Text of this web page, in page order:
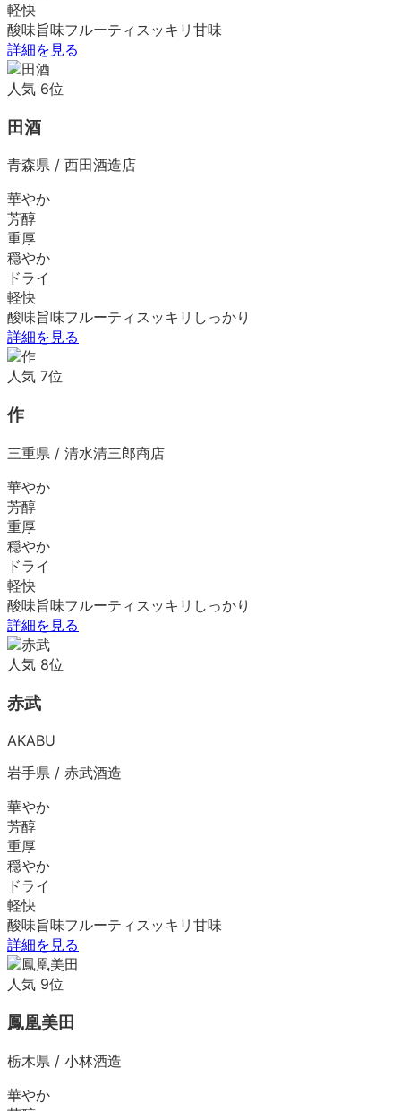
軽快
酸味旨味フルーティ スッキリ 甘味
詳細を見る
人気 6位
田酒
青森県 / 西田酒造店
華やか
芳醇
重厚
穏やか
ドライ
軽快
酸味旨味フルーティ スッキリ しっかり
詳細を見る
人気 7位
作
三重県 / 清水清三郎商店
華やか
芳醇
重厚
穏やか
ドライ
軽快
酸味旨味フルーティ スッキリ しっかり
詳細を見る
人気 8位
赤武
AKABU
岩手県 / 赤武酒造
華やか
芳醇
重厚
穏やか
ドライ
軽快
酸味旨味フルーティ スッキリ 甘味
詳細を見る
人気 9位
鳳凰美田
栃木県 / 小林酒造
華やか